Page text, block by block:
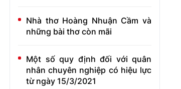
Nhà thơ Hoàng Nhuận Cầm và
những bài thơ còn mãi
Một số quy định đối với quân
nhân chuyên nghiệp có hiệu lực
từ ngày 15/3/2021